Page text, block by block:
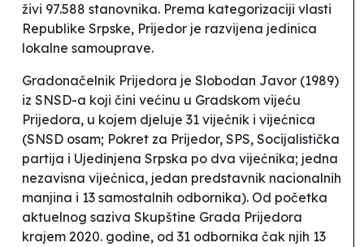
živi 97.588 stanovnika. Prema kategorizaciji vlasti
Republike Srpske, Prijedor je razvijena jedinica
lokalne samouprave.
Gradonačelnik Prijedora je Slobodan Javor (1989)
iz SNSD-a koji čini većinu u Gradskom vijeću
Prijedora, u kojem djeluje 31 vijećnik i vijećnica
(SNSD osam; Pokret za Prijedor, SPS, Socijalistička
partija i Ujedinjena Srpska po dva vijećnika; jedna
nezavisna vijećnica, jedan predstavnik nacionalnih
manjina i 13 samostalnih odbornika). Od početka
aktuelnog saziva Skupštine Grada Prijedora
krajem 2020. godine, od 31 odbornika čak njih 13